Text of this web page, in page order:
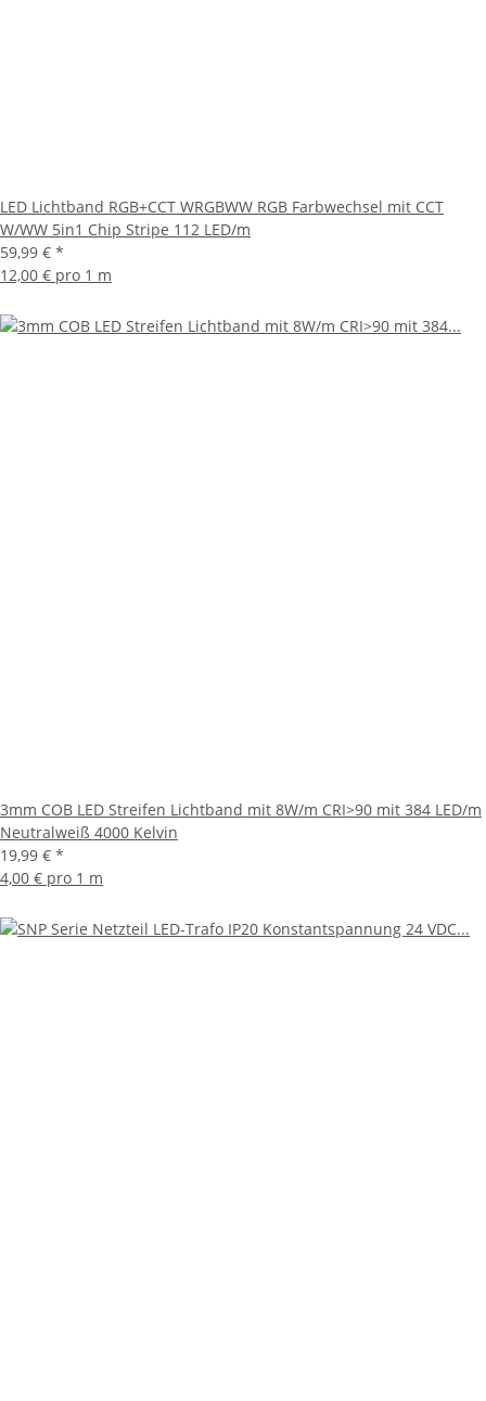
LED Lichtband RGB+CCT WRGBWW RGB Farbwechsel mit CCT
W/WW 5in1 Chip Stripe 112 LED/m
59,99 € *
12,00 € pro 1 m
3mm COB LED Streifen Lichtband mit 8W/m CRI>90 mit 384 LED/m
Neutralweiß 4000 Kelvin
19,99 € *
4,00 € pro 1 m